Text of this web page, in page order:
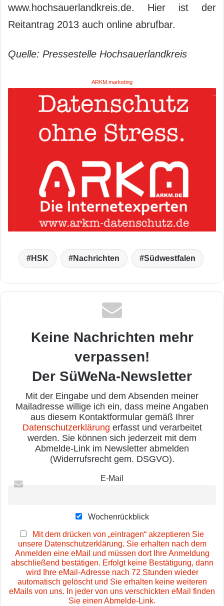
www.hochsauerlandkreis.de. Hier ist der
Reitantrag 2013 auch online abrufbar.
Quelle: Pressestelle Hochsauerlandkreis
ARKM.marketing
HSK Nachrichten Südwestfalen
Keine Nachrichten mehr
verpassen!
Der SüWeNa-Newsletter
Mit der Eingabe und dem Absenden meiner
Mailadresse willige ich ein, dass meine Angaben
aus diesem Kontaktformular gemäß Ihrer
Datenschutzerklärung erfasst und verarbeitet
werden. Sie können sich jederzeit mit dem
Abmelde-Link im Newsletter abmelden
(Widerrufsrecht gem. DSGVO).
E-Mail
Wochenrückblick
Mit dem drücken von „eintragen“ akzeptieren Sie
unsere Datenschutzerklärung. Sie erhalten nach dem
Anmelden eine eMail und müssen dort Ihre Anmeldung
abschließend bestätigen. Erfolgt keine Bestätigung, dann
wird Ihre eMail-Adresse nach 72 Stunden wieder
automatisch gelöscht und Sie erhalten keine weiteren
eMails von uns. In jeder von uns verschickten eMail finden
Sie einen Abmelde-Link.